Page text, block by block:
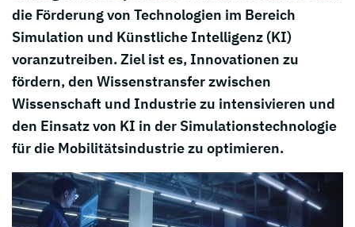
die Förderung von Technologien im Bereich
Simulation und Künstliche Intelligenz (KI)
voranzutreiben. Ziel ist es, Innovationen zu
fördern, den Wissenstransfer zwischen
Wissenschaft und Industrie zu intensivieren und
den Einsatz von KI in der Simulationstechnologie
für die Mobilitätsindustrie zu optimieren.